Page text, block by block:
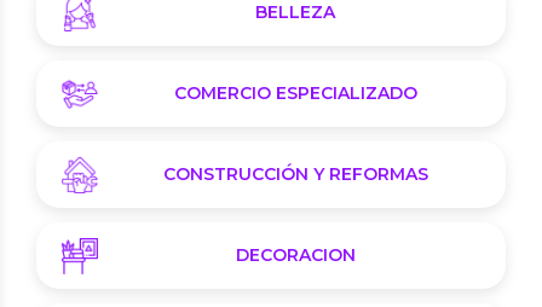
BELLEZA
COMERCIO ESPECIALIZADO
CONSTRUCCIÓN Y REFORMAS
DECORACION